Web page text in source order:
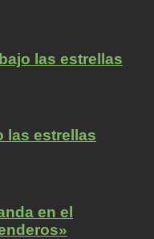
las estrellas
las estrellas
en el